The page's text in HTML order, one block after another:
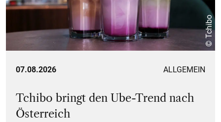
© Tchibo
07.08.2026 ALLGEMEIN
Tchibo bringt den Ube-Trend nach
Österreich